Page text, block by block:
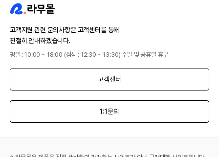
고객지원 관련 문의사항은 고객센터를 통해
친절히 안내하겠습니다.
평일 : 10:00 ~ 18:00 (점심 : 12:30 ~ 13:30) 주말 및 공휴일 휴무
고객센터
1:1문의